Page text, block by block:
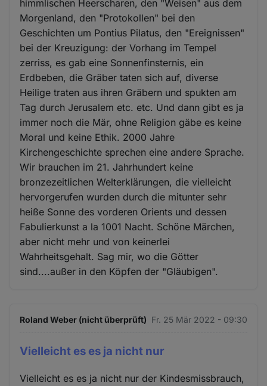
himmlischen Heerscharen, den "Weisen" aus dem
Morgenland, den "Protokollen" bei den
Geschichten um Pontius Pilatus, den "Ereignissen"
bei der Kreuzigung: der Vorhang im Tempel
zerriss, es gab eine Sonnenfinsternis, ein
Erdbeben, die Gräber taten sich auf, diverse
Heilige traten aus ihren Gräbern und spukten am
Tag durch Jerusalem etc. etc. Und dann gibt es ja
immer noch die Mär, ohne Religion gäbe es keine
Moral und keine Ethik. 2000 Jahre
Kirchengeschichte sprechen eine andere Sprache.
Wir brauchen im 21. Jahrhundert keine
bronzezeitlichen Welterklärungen, die vielleicht
hervorgerufen wurden durch die mitunter sehr
heiße Sonne des vorderen Orients und dessen
Fabulierkunst a la 1001 Nacht. Schöne Märchen,
aber nicht mehr und von keinerlei
Wahrheitsgehalt. Sag mir, wo die Götter
sind....außer in den Köpfen der "Gläubigen".
Roland Weber (nicht überprüft) Fr. 25 Mär 2022 - 09:30
Vielleicht es es ja nicht nur
Vielleicht es es ja nicht nur der Kindesmissbrauch,
Cookies